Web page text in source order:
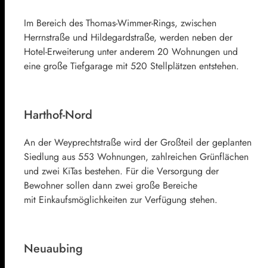
Im Bereich des Thomas-Wimmer-Rings, zwischen
Herrnstraße und Hildegardstraße, werden neben der
Hotel-Erweiterung unter anderem 20 Wohnungen und
eine große Tiefgarage mit 520 Stellplätzen entstehen.
Harthof-Nord
An der Weyprechtstraße wird der Großteil der geplanten
Siedlung aus 553 Wohnungen, zahlreichen Grünflächen
und zwei KiTas bestehen. Für die Versorgung der
Bewohner sollen dann zwei große Bereiche
mit Einkaufsmöglichkeiten zur Verfügung stehen.
Neuaubing